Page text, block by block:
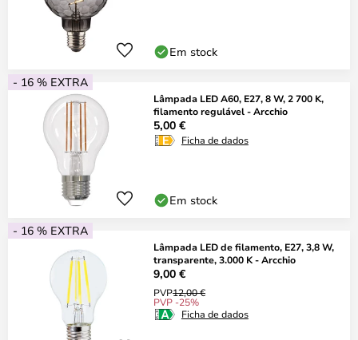
Em stock
- 16 % EXTRA
Lâmpada LED A60, E27, 8 W, 2 700 K,
filamento regulável - Arcchio
5,00 €
Ficha de dados
Em stock
- 16 % EXTRA
Lâmpada LED de filamento, E27, 3,8 W,
transparente, 3.000 K - Arcchio
9,00 €
PVP12,00 €
PVP -25%
Ficha de dados